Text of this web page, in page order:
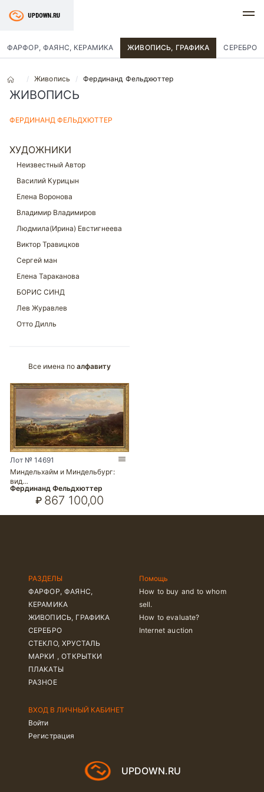
ФАРФОР, ФАЯНС, КЕРАМИКА ЖИВОПИСЬ, ГРАФИКА СЕРЕБРО
Живопись Фердинанд Фельдхюттер
ЖИВОПИСЬ
ФЕРДИНАНД ФЕЛЬДХЮТТЕР
ХУДОЖНИКИ
Все имена по алфавиту
Лот № 14691
Миндельхайм и Миндельбург:
вид…
Фердинанд Фельдхюттер
₽ 867 100,00
РАЗДЕЛЫ
ФАРФОР, ФАЯНС,
КЕРАМИКА
ЖИВОПИСЬ, ГРАФИКА
СЕРЕБРО
СТЕКЛО, ХРУСТАЛЬ
МАРКИ , ОТКРЫТКИ
ПЛАКАТЫ
РАЗНОЕ
Помощь
How to buy and to whom
sell.
How to evaluate?
Internet auction
ВХОД В ЛИЧНЫЙ КАБИНЕТ
Войти
Регистрация
UPDOWN.RU